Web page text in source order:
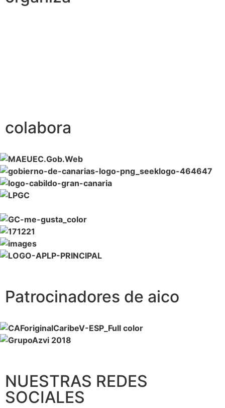
colabora
Patrocinadores de aico
NUESTRAS REDES
SOCIALES